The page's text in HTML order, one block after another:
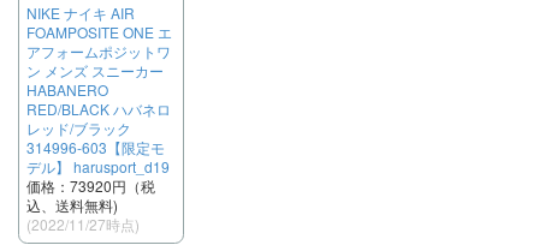
NIKE ナイキ AIR
FOAMPOSITE ONE エ
アフォームポジットワ
ン メンズ スニーカー
HABANERO
RED/BLACK ハバネロ
レッド/ブラック
314996-603【限定モ
デル】 harusport_d19
価格：73920円（税
込、送料無料)
(2022/11/27時点)